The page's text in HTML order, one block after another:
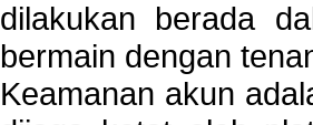
dilakukan berada
bermain dengan
Keamanan akun